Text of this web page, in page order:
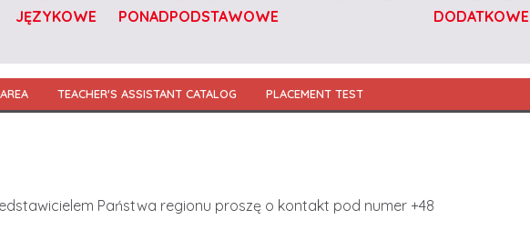
JĘZYKOWE
PONADPODSTAWOWE
DODATKOWE
TEACHER'S ASSISTANT CATALOG PLACEMENT TEST
Państwa regionu proszę o kontakt pod numer +48